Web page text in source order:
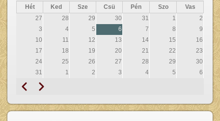
Hét Ked Sze Csü Pén Szo
Vas
27
28 29 30 31 1
2
3
4 5 6 7 8
9
10
11 12 13 14 15
16
17
18 19 20 21 22
23
24
25 26 27 28 29
30
31
1 2 3 4 5 6
Oldalszámozás
Előző Következő